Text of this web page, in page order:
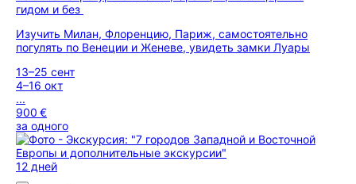
гидом и без
Изучить Милан, Флоренцию, Париж, самостоятельно
погулять по Венеции и Женеве, увидеть замки Луары
13–25 сент
4–16 окт
...
900 €
за одного
12 дней